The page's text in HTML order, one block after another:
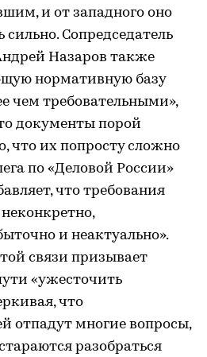
и от западного оно
сильно. Сопредседатель
Назаров также
нормативную базу
чем требовательными»,
документы порой
что их попросту сложно
по «Деловой России»
что требования
и неактуально».
связи призывает
«ужесточить
что
отпадут многие вопросы,
разобраться